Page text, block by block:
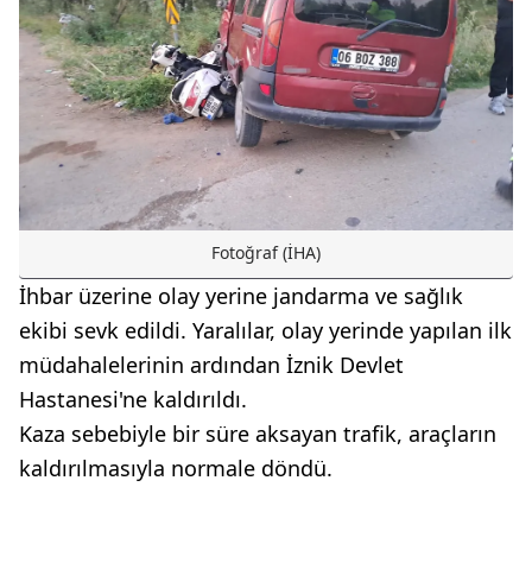
Fotoğraf (İHA)
İhbar üzerine olay yerine jandarma ve sağlık
ekibi sevk edildi. Yaralılar, olay yerinde yapılan ilk
müdahalelerinin ardından İznik Devlet
Hastanesi'ne kaldırıldı.
Kaza sebebiyle bir süre aksayan trafik, araçların
kaldırılmasıyla normale döndü.